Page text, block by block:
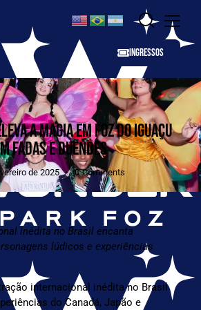
INGRESSOS
A MAGIA EM FOZ DO IGUAÇU
FADAS E DUENDES
de 2025 0 Comments
inédita no Brasil encanta
lúdicos e experiências
internacional inédita no Brasil
do Canadá, Japão e